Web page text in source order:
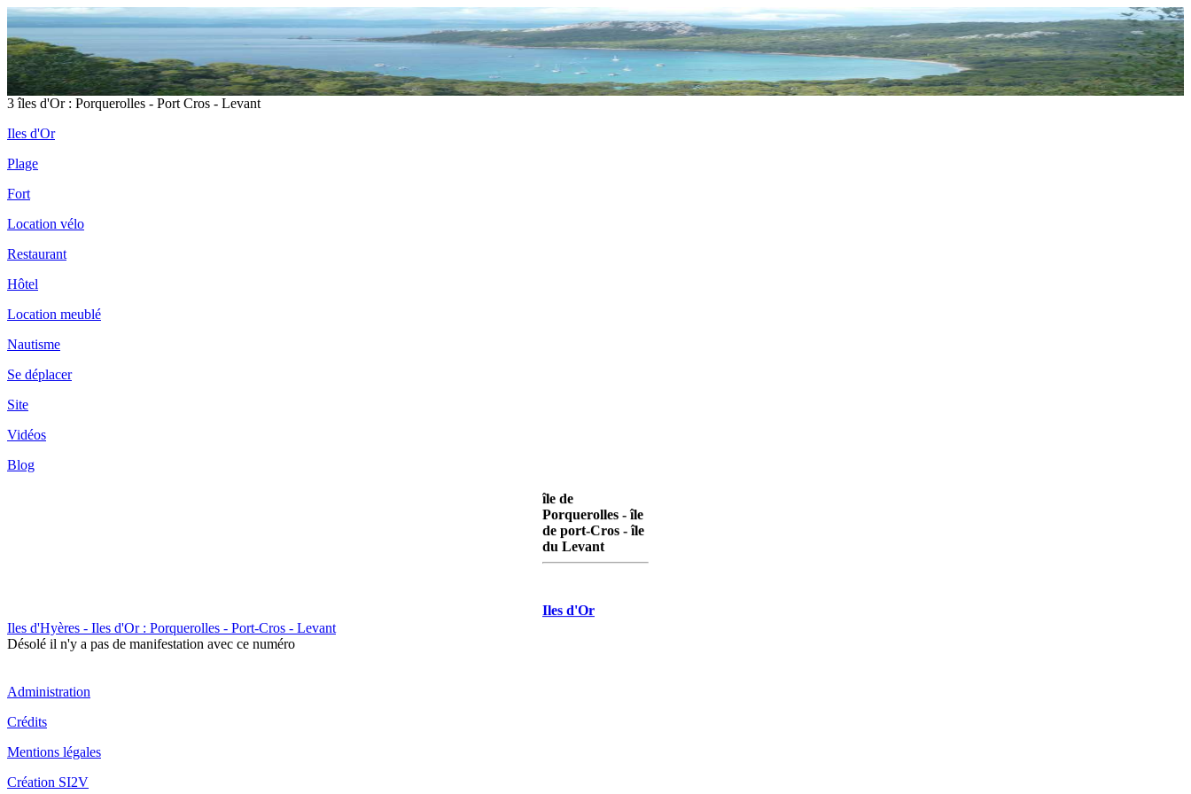
3 îles d'Or : Porquerolles - Port Cros - Levant
Iles d'Or
Plage
Fort
Location vélo
Restaurant
Hôtel
Location meublé
Nautisme
Se déplacer
Site
Vidéos
Blog
île de
Porquerolles - île
de port-Cros - île
du Levant
Iles d'Or
Porquerolles
Iles d'Hyères - Iles d'Or : Porquerolles - Port-Cros - Levant
Désolé il n'y a pas de manifestation avec ce numéro
Administration
Crédits
Mentions légales
Création SI2V